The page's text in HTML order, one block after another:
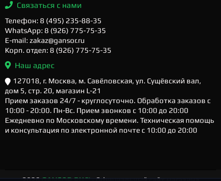
Связаться с нами
Телефон: 8 (495) 235-88-35
WhatsApp: 8 (926) 775-75-35
E-mail: zakaz@gansor.ru
Корп. отдел: 8 (926) 775-75-35
Наш адрес
127018, г. Москва, м. Савёловская, ул. Сущёвский вал,
дом 5, стр. 20, магазин L-21
Прием заказов 24/7 - круглосуточно. Обработка заказов с
10:00 - 20:00. Пн-Вс. Прием звонков с 10:00 до 20:00
Ежедневно по Московскому времени. Техническая помощь
и консультация по электронной почте с 10:00 до 20:00